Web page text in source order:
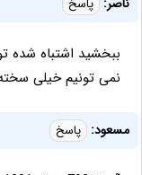
پاسخ
ببخشید اشتباه شده
نمی تونیم خیلی
مسعود: پاسخ